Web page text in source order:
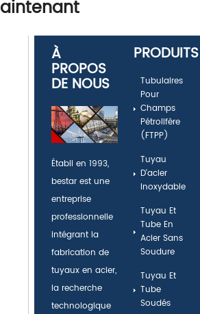
À
PROPOS
DE NOUS
Établi en 1993,
bestar est une
entreprise
professionnelle
intégrant la
fabrication de
tuyaux en acier,
la recherche
technologique
PRODUITS
Tubulaires
Pour
Champs
Pétrolifère
(FTPP)
Tuyau
D'acier
Inoxydable
Tuyau Et
Tube En
Acier Sans
Soudure
Tuyau Et
Tube
Soudés